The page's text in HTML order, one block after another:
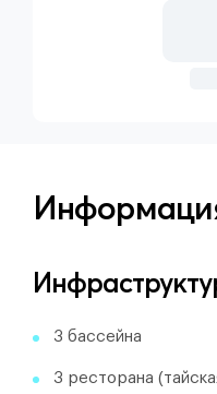
3 бассейна
3 ресторана